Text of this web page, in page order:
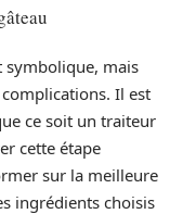
symbolique, mais
Il est
ce soit un traiteur
cette étape
sur la meilleure
ingrédients choisis